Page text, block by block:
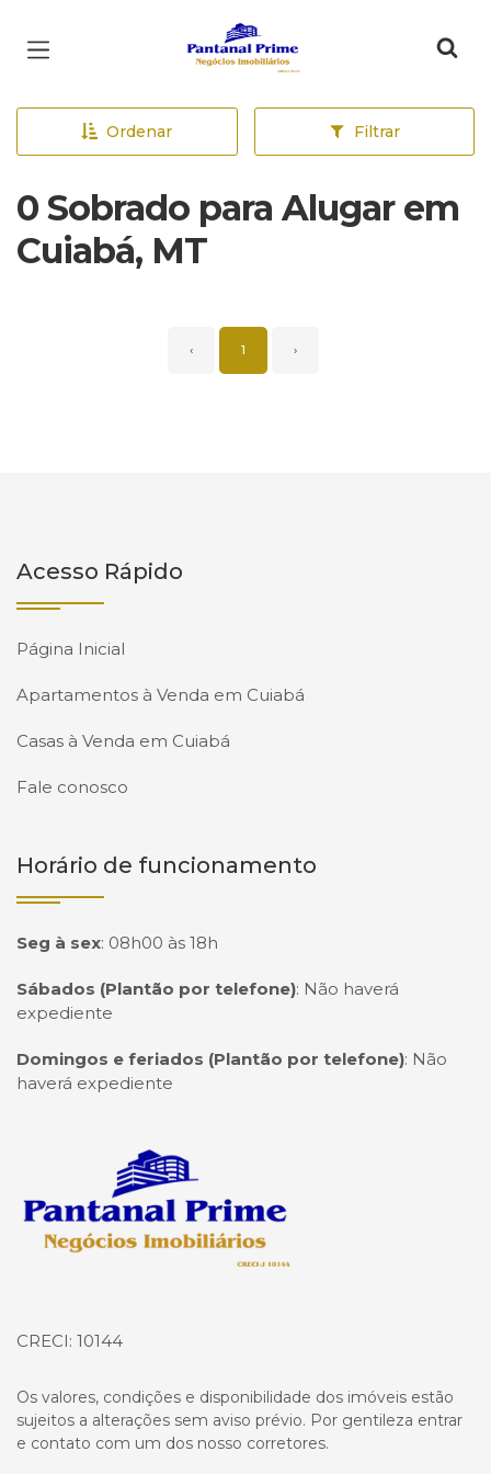
Página inicial
Ordenar Filtrar
0 Sobrado para Alugar em
Cuiabá, MT
‹ 1 ›
Acesso Rápido
Página Inicial
Apartamentos à Venda em Cuiabá
Casas à Venda em Cuiabá
Fale conosco
Horário de funcionamento
Seg à sex: 08h00 às 18h
Sábados (Plantão por telefone): Não haverá
expediente
Domingos e feriados (Plantão por telefone): Não
haverá expediente
Página inicial
CRECI: 10144
Os valores, condições e disponibilidade dos imóveis estão
sujeitos a alterações sem aviso prévio. Por gentileza entrar
e contato com um dos nosso corretores.